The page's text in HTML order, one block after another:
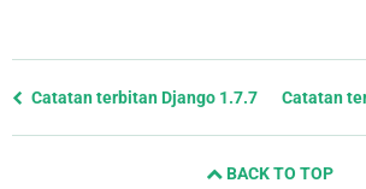
Previous
Catatan terbitan Django 1.7.7 Catatan
BACK TO TOP